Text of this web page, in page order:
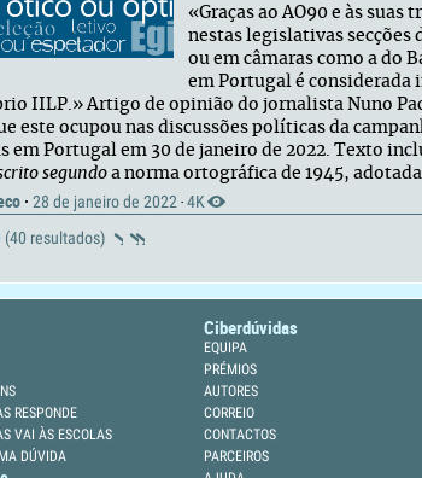
«Graças ao AO90 e às
nestas legislativas secções
ou em câmaras como a do
em Portugal é considerada
IILP.» Artigo de opinião do jornalista Nuno
este ocupou nas discussões políticas da
em Portugal em 30 de janeiro de 2022. Texto
segundo a norma ortográfica de 1945,
· 28 de janeiro de 2022 · 4K
(40 resultados)
RESPONDE
VAI ÀS ESCOLAS
DÚVIDA
Ciberdúvidas
EQUIPA
PRÉMIOS
AUTORES
CORREIO
CONTACTOS
PARCEIROS